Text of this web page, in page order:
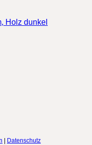
Holz dunkel
| Datenschutz